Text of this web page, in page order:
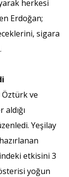
herkesi
Erdoğan;
sigara
Öztürk ve
Yeşilay
etkisini 3
yoğun